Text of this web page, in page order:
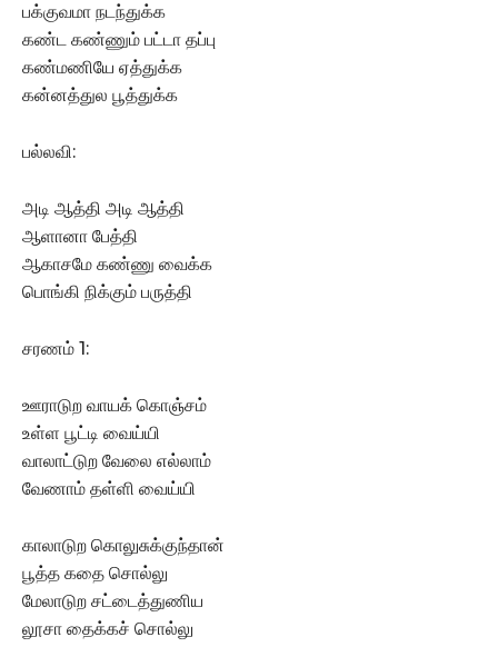
பக்குவமா நடந்துக்க
கண்ட கண்ணும் பட்டா தப்பு
கண்மணியே ஏத்துக்க
கன்னத்துல பூத்துக்க
பல்லவி:
அடி ஆத்தி அடி ஆத்தி
ஆளானா பேத்தி
ஆகாசமே கண்ணு வைக்க
பொங்கி நிக்கும் பருத்தி
சரணம் 1:
ஊராடுற வாயக் கொஞ்சம்
உள்ள பூட்டி வைய்யி
வாலாட்டுற வேலை எல்லாம்
வேணாம் தள்ளி வைய்யி
காலாடுற கொலுசுக்குந்தான்
பூத்த கதை சொல்லு
மேலாடுற சட்டைத்துணிய
லூசா தைக்கச் சொல்லு